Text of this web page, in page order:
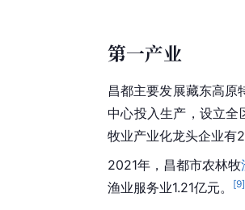
西藏自治区地级以上
萄、 荞麦 、优质
药、化工、手工业等为
2021年，昌都市生产
值为136.07亿元；第一